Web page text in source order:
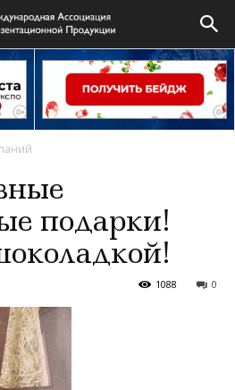
подарки!
0
1088